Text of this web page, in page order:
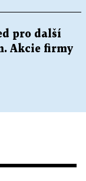
pro další
Akcie firmy